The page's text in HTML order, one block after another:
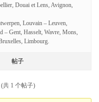
Douai et Lens, Avignon,
Louvain – Leuven,
– Gent, Hasselt, Wavre, Mons,
Limbourg.
帖子
共 1 个帖子)